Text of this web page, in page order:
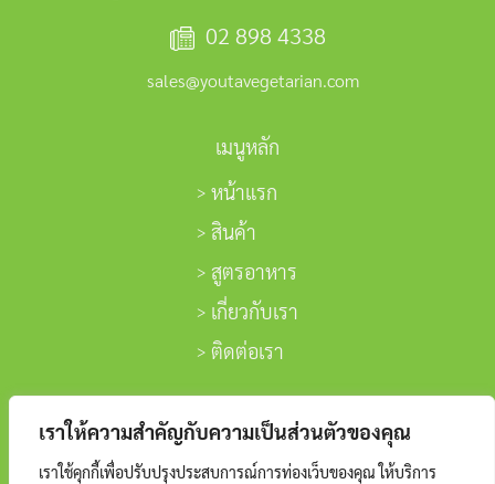
เราให้ความสำคัญกับความเป็นส่วนตัวของคุณ
เราใช้คุกกี้เพื่อปรับปรุงประสบการณ์การท่องเว็บของคุณ ให้บริการ
02 898 4338
sales@youtavegetarian.com
เมนูหลัก
หน้าแรก
สินค้า
สูตรอาหาร
เกี่ยวกับเรา
ติดต่อเรา
ติดตามเรา